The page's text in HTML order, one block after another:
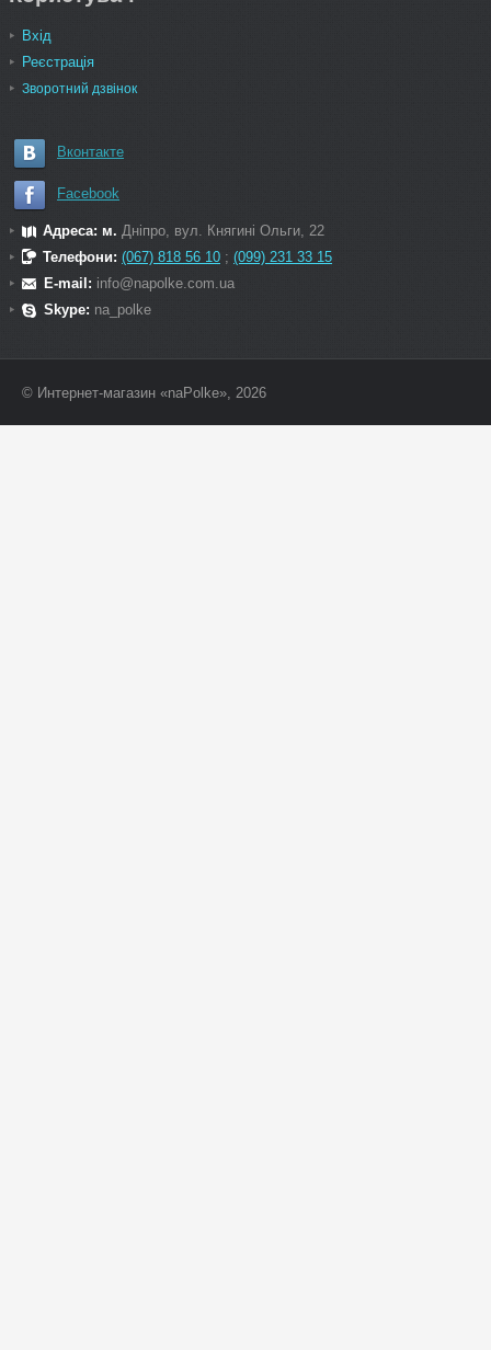
Вхід
Реєстрація
Зворотний дзвінок
Вконтакте
Facebook
Адреса: м. Дніпро, вул. Княгині Ольги, 22
Телефони: (067) 818 56 10 ; (099) 231 33 15
E-mail: info@napolke.com.ua
Skype: na_polke
© Интернет-магазин «naPolke», 2026